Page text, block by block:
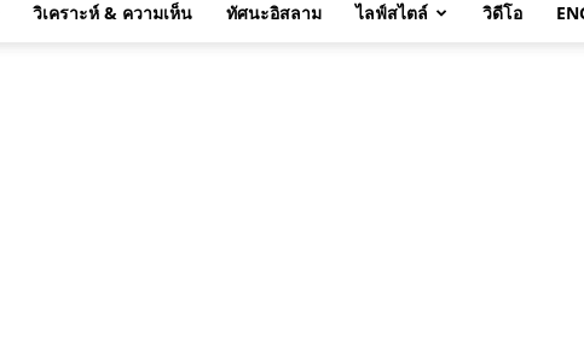
วิเคราะห์ & ความเห็น ทัศนะอิสลาม ไลฟ์สไตล์ วิดีโอ